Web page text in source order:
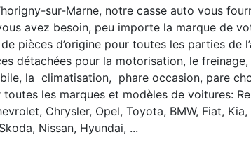
sur-Marne, notre casse auto vous
avez besoin, peu importe la marque de
pièces d’origine pour toutes les parties de
détachées pour la motorisation, le
la climatisation, phare occasion, pare
les marques et modèles de voitures:
Chrysler, Opel, Toyota, BMW, Fiat,
Nissan, Hyundai, ...